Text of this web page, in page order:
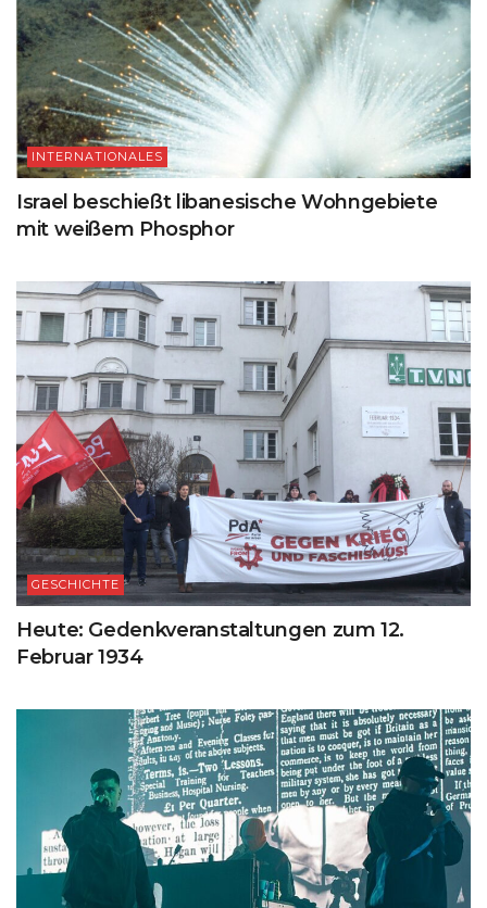
INTERNATIONALES
Israel beschießt libanesische Wohngebiete
mit weißem Phosphor
GESCHICHTE
Heute: Gedenkveranstaltungen zum 12.
Februar 1934